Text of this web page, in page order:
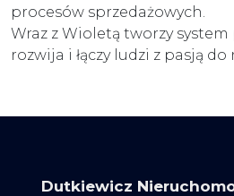
procesów sprzedażowych.
Wraz z Wioletą tworzy
rozwija i łączy ludzi z pasją
Dutkiewicz